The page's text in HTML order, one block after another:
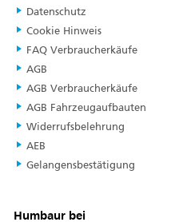
Datenschutz
Cookie Hinweis
FAQ Verbraucherkäufe
AGB
AGB Verbraucherkäufe
AGB Fahrzeugaufbauten
Widerrufsbelehrung
AEB
Gelangensbestätigung
Humbaur bei